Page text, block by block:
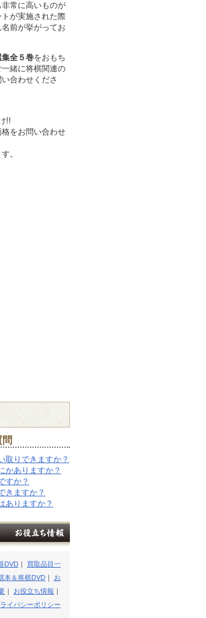
常に高いものが
が実施された際
前が挙がってお
全５巻をおもち
緒に将棋関連の
合わせくださ
!!
をお問い合わせ
。
取りできますか？
かありますか？
すか？
きますか？
ありますか？
DVD ｜ 買取品目一
本＆将棋DVD ｜ お
｜ お役立ち情報 ｜
イバシーポリシー